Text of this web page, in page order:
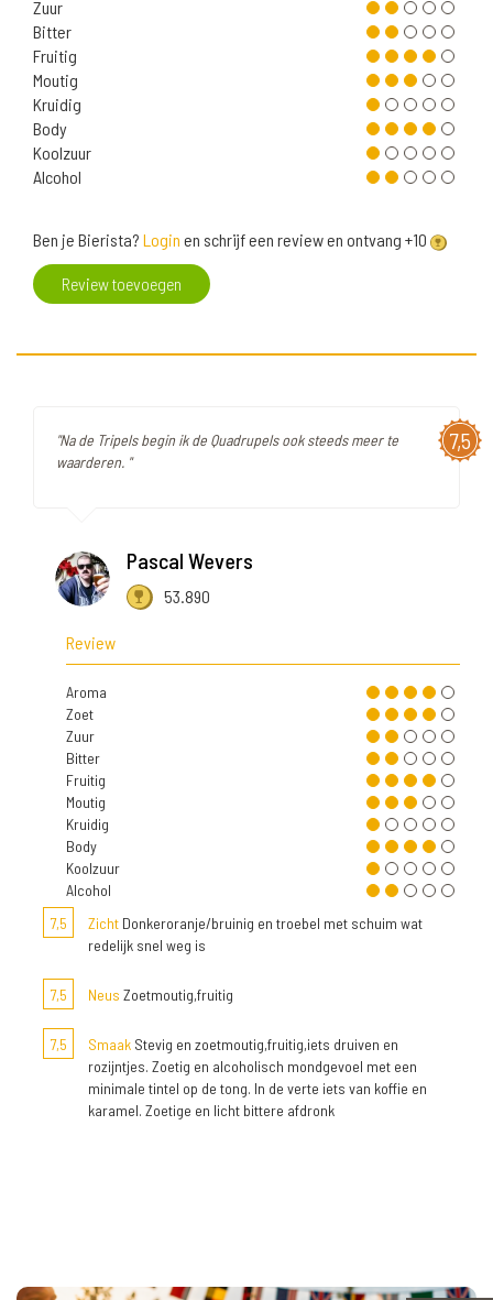
Zuur
Bitter
Fruitig
Moutig
Kruidig
Body
Koolzuur
Alcohol
Ben je Bierista? Login en schrijf een review en ontvang +10
Review toevoegen
7,5
"Na de Tripels begin ik de Quadrupels ook steeds meer te
waarderen. "
Pascal Wevers
53.890
Review
Aroma
Zoet
Zuur
Bitter
Fruitig
Moutig
Kruidig
Body
Koolzuur
Alcohol
7,5
Zicht Donkeroranje/bruinig en troebel met schuim wat
redelijk snel weg is
7,5 Neus Zoetmoutig,fruitig
7,5 Smaak Stevig en zoetmoutig,fruitig,iets druiven en
rozijntjes. Zoetig en alcoholisch mondgevoel met een
minimale tintel op de tong. In de verte iets van koffie en
karamel. Zoetige en licht bittere afdronk